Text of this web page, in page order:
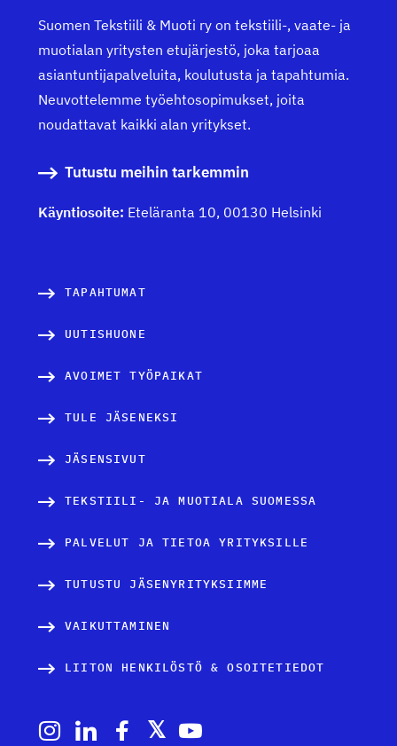
Suomen Tekstiili & Muoti ry on tekstiili-, vaate- ja
muotialan yritysten etujärjestö, joka tarjoaa
asiantuntijapalveluita, koulutusta ja tapahtumia.
Neuvottelemme työehtosopimukset, joita
noudattavat kaikki alan yritykset.
Tutustu meihin tarkemmin
Käyntiosoite: Eteläranta 10, 00130 Helsinki
TAPAHTUMAT
UUTISHUONE
AVOIMET TYÖPAIKAT
TULE JÄSENEKSI
JÄSENSIVUT
TEKSTIILI- JA MUOTIALA SUOMESSA
PALVELUT JA TIETOA YRITYKSILLE
TUTUSTU JÄSENYRITYKSIIMME
VAIKUTTAMINEN
LIITON HENKILÖSTÖ & OSOITETIEDOT